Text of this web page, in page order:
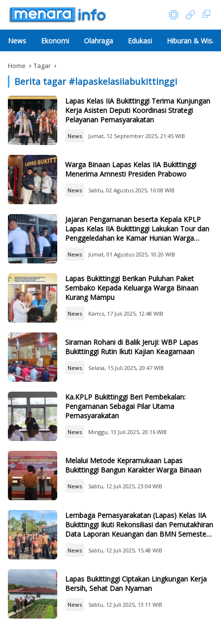
News Ekonomi Olahraga Edukasi Hiburan &
Home Tagar
Berita tagar #lapaskelasiiabukittinggi
Lapas Kelas IIA Bukittinggi Terima Kunjungan
Kerja Asisten Deputi Koordinasi Strategi
Pelayanan Pemasyarakatan
News Jumat, 12 September 2025, 21:45 WIB
Warga Binaan Lapas Kelas IIA Bukittinggi
Menerima Amnesti Presiden Prabowo
News Sabtu, 02 Agustus 2025, 16:08 WIB
Jajaran Pengamanan beserta Kepala KPLP
Lapas Kelas IIA Bukittinggi Lakukan Tour dan
Penggeledahan ke Kamar Hunian Warga
News Jumat, 01 Agustus 2025, 10:20 WIB
Lapas Bukittinggi Berikan Puluhan Paket
Sembako Kepada Keluarga Warga Binaan
Kurang Mampu
News Kamis, 17 Juli 2025, 12:48 WIB
Siraman Rohani di Balik Jeruji: WBP Lapas
Bukittinggi Rutin Ikuti Kajian Keagamaan
News Selasa, 15 Juli 2025, 20:47 WIB
Ka.KPLP Bukittinggi Beri Pembekalan:
Pengamanan Sebagai Pilar Utama
Pemasyarakatan
News Minggu, 13 Juli 2025, 20:16 WIB
Melalui Metode Kepramukaan Lapas
Bukittinggi Bangun Karakter Warga Binaan
News Sabtu, 12 Juli 2025, 23:04 WIB
Lembaga Pemasyarakatan (Lapas) Kelas IIA
Bukittinggi Ikuti Rekonsiliasi dan Pemutakhiran
Data Laporan Keuangan dan BMN Semester I
News Sabtu, 12 Juli 2025, 15:48 WIB
Lapas Bukittinggi Ciptakan Lingkungan Kerja
Bersih, Sehat Dan Nyaman
News Sabtu, 12 Juli 2025, 13:11 WIB